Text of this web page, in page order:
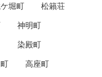
堀町
松籟荘
神明町
染殿町
高座町